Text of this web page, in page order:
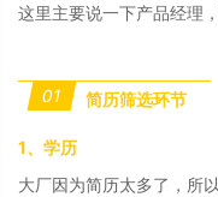
这里主要说一下产品经理
01 简历筛选环节
1、学历
大厂因为简历太多了，所